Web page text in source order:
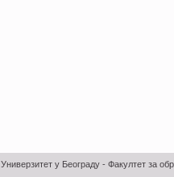
Универзитет у Београду - Факултет за